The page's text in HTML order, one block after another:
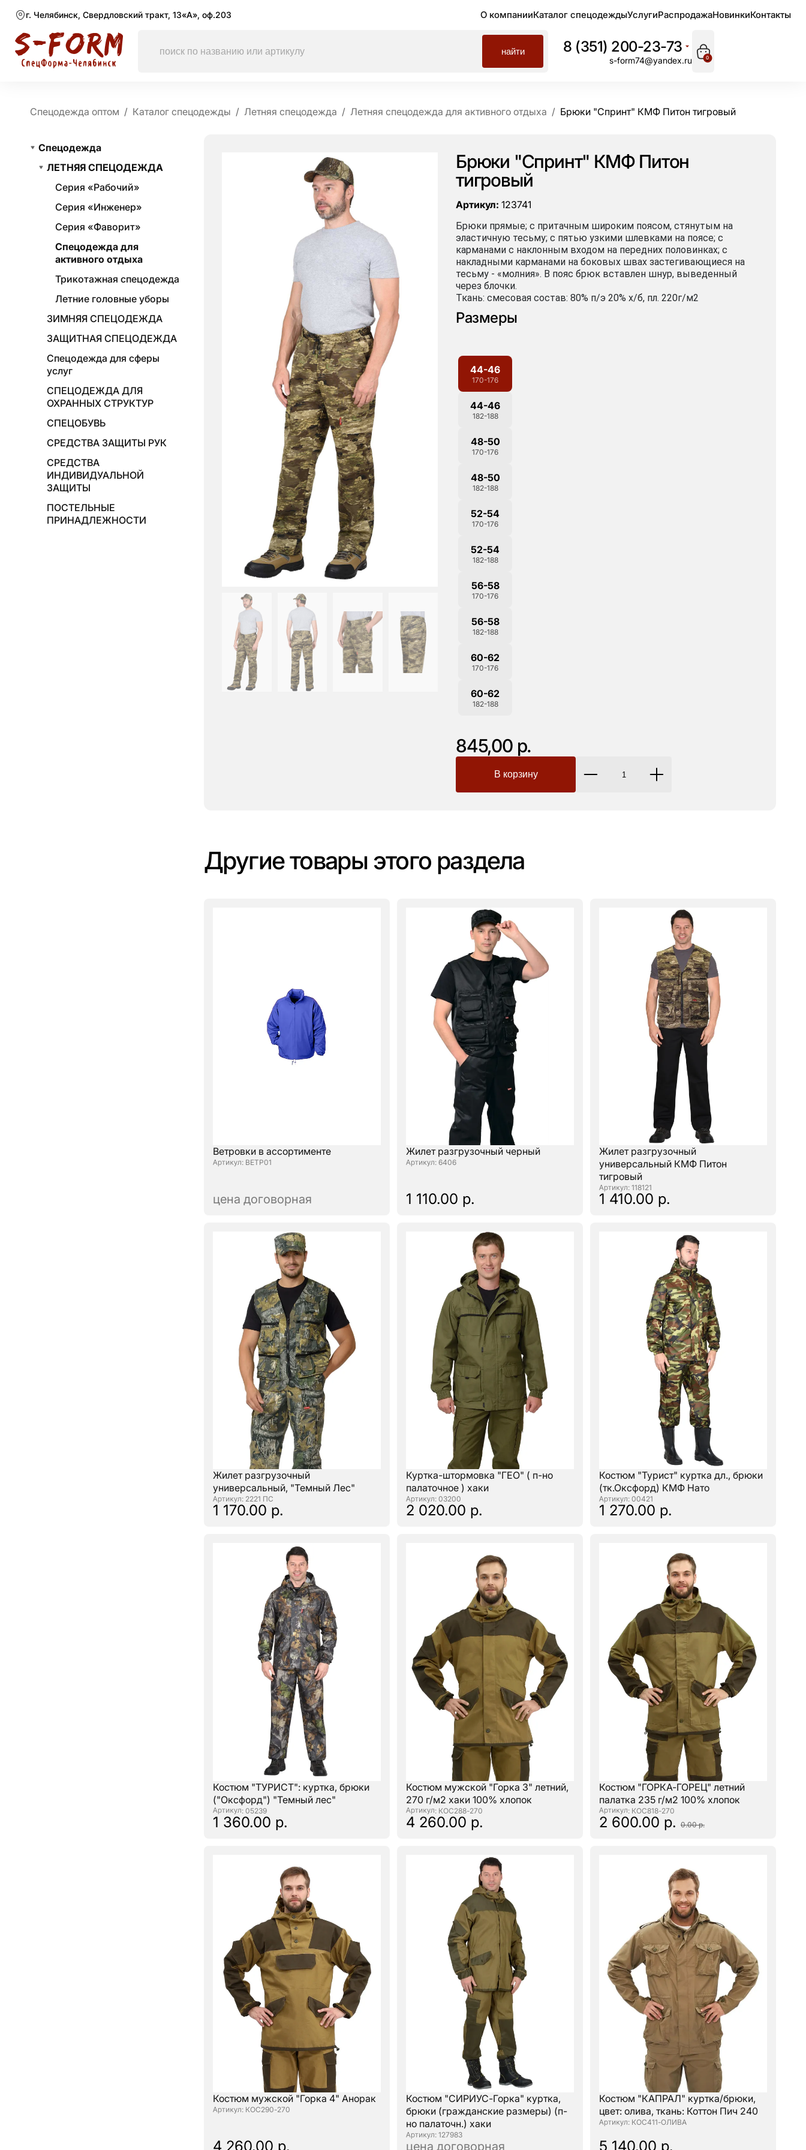
г. Челябинск, Свердловский тракт, 13«А», оф.203 О компанииКаталог спецодеждыУслугиРаспродажаНовинкиКонтакты
найти 8 (351) 200-23-73
s-form74@yandex.ru 0
Спецодежда оптом Каталог спецодежды Летняя спецодежда Летняя спецодежда для активного отдыха Брюки "Спринт" КМФ Питон тигровый
Спецодежда
ЛЕТНЯЯ СПЕЦОДЕЖДА
Серия «Рабочий»
Серия «Инженер»
Серия «Фаворит»
Спецодежда для
активного отдыха
Трикотажная спецодежда
Летние головные уборы
ЗИМНЯЯ СПЕЦОДЕЖДА
ЗАЩИТНАЯ СПЕЦОДЕЖДА
Спецодежда для сферы
услуг
СПЕЦОДЕЖДА ДЛЯ
ОХРАННЫХ СТРУКТУР
СПЕЦОБУВЬ
СРЕДСТВА ЗАЩИТЫ РУК
СРЕДСТВА
ИНДИВИДУАЛЬНОЙ
ЗАЩИТЫ
ПОСТЕЛЬНЫЕ
ПРИНАДЛЕЖНОСТИ
Брюки "Спринт" КМФ Питон
тигровый
Артикул: 123741
Брюки прямые; с притачным широким поясом, стянутым на
эластичную тесьму; с пятью узкими шлевками на поясе; с
карманами с наклонным входом на передних половинках; с
накладными карманами на боковых швах застегивающиеся на
тесьму - «молния». В пояс брюк вставлен шнур, выведенный
через блочки.
Ткань: смесовая состав: 80% п/э 20% х/б, пл. 220г/м2
Размеры
44-46
170-176
44-46
182-188
48-50
170-176
48-50
182-188
52-54
170-176
52-54
182-188
56-58
170-176
56-58
182-188
60-62
170-176
60-62
182-188
845,00 р.
Другие товары этого раздела
Ветровки в ассортименте
: ВЕТР01
цена договорная
Жилет разгрузочный черный
: 6406
1 110.00 р.
Жилет разгрузочный
универсальный КМФ Питон
тигровый
: 118121
1 410.00 р.
Жилет разгрузочный
универсальный, "Темный Лес"
: 2221 ПС
1 170.00 р.
Куртка-штормовка "ГЕО" ( п-но
палаточное ) хаки
: 03200
2 020.00 р.
Костюм "Турист" куртка дл., брюки
(тк.Оксфорд) КМФ Нато
: 00421
1 270.00 р.
Костюм "ТУРИСТ": куртка, брюки
("Оксфорд") "Темный лес"
: 05239
1 360.00 р.
Костюм мужской "Горка 3" летний,
270 г/м2 хаки 100% хлопок
: КОС288-270
4 260.00 р.
Костюм "ГОРКА-ГОРЕЦ" летний
палатка 235 г/м2 100% хлопок
: КОС818-270
2 600.00 р. 0.00 р.
Костюм мужской "Горка 4" Анорак
: КОС290-270
4 260.00 р.
Костюм "СИРИУС-Горка" куртка,
брюки (гражданские размеры) (п-
но палаточн.) хаки
: 127983
цена договорная
Костюм "КАПРАЛ" куртка/брюки,
цвет: олива, ткань: Коттон Пич 240
: КОС411-ОЛИВА
5 140.00 р.